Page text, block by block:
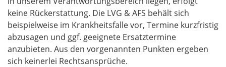
keine Rückerstattung. Die LVG & AFS behält sich
beispielweise im Krankheitsfalle vor, Termine kurzfristig
abzusagen und ggf. geeignete Ersatztermine
anzubieten. Aus den vorgenannten Punkten ergeben
sich keinerlei Rechtsansprüche.